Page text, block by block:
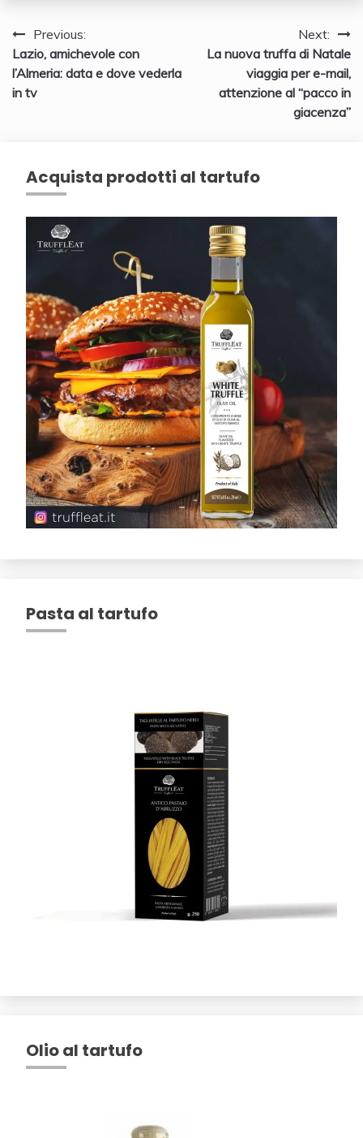
Navigazione
articoli
Previous:
Lazio, amichevole con
l’Almeria: data e dove vederla
in tv
Next:
La nuova truffa di Natale
viaggia per e-mail,
attenzione al “pacco in
giacenza”
Acquista prodotti al tartufo
Pasta al tartufo
Olio al tartufo